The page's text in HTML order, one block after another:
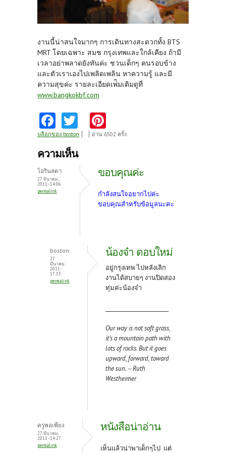
งานนี้น่าสนใจมากๆ การเดินทางสะดวกทั้ง BTS
MRT โดยเฉพาะ สมช กรุงเทพและใกล้เคียง ถ้ามี
เวลาอย่าพลาดยังทันค่ะ ชวนเด็กๆ คนรอบข้าง
และตัวเราเองไปเพลิดเพลิน หาความรู้ และมี
ความสุขค่ะ รายละเอียดเพ่ิมเติมดูที่
www.bangkokbf.com
Fa
ce
b
o
o
k
w
itt
er
nt
es
t
บล็อกของ boston อ่าน 6502 ครั้ง
ความเห็น
ไอรินลดา
27 มีนาคม,
2011 - 14:06
permalink
ขอบคุณค่ะ
กำลังสนใจอยากไปค่ะ
ขอบคุณสำหรับข้อมูลนะคะ
boston
27
มีนาคม,
2011 -
17:33
permalink
น้องจ๋า ตอบใหม่
อยู่กรุงเทพ ไปหลังเลิก
งานได้สบายๆ งานปิดสอง
ทุ่มค่ะน้องจ๋า
Our way is not soft grass,
it’s a mountain path with
lots of rocks. But it goes
upward, forward, toward
the sun. – Ruth
Westheimer
ครูพอเพียง
27 มีนาคม,
2011 - 14:27
permalink
หนังสือน่าอ่าน
เห็นแล้วน่าพาเด็กๆไป แต่